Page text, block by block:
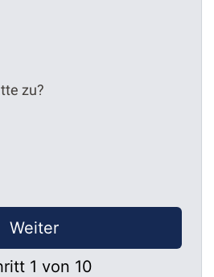
zu?
Weiter
1 von 10